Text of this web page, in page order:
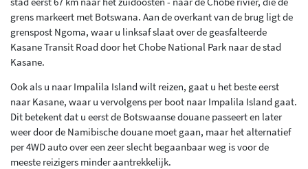
grens markeert met Botswana. Aan de overkant van de brug ligt de
grenspost Ngoma, waar u linksaf slaat over de geasfalteerde
Kasane Transit Road door het Chobe National Park naar de stad
Kasane.
Ook als u naar Impalila Island wilt reizen, gaat u het beste eerst
naar Kasane, waar u vervolgens per boot naar Impalila Island gaat.
Dit betekent dat u eerst de Botswaanse douane passeert en later
weer door de Namibische douane moet gaan, maar het alternatief
per 4WD auto over een zeer slecht begaanbaar weg is voor de
meeste reizigers minder aantrekkelijk.